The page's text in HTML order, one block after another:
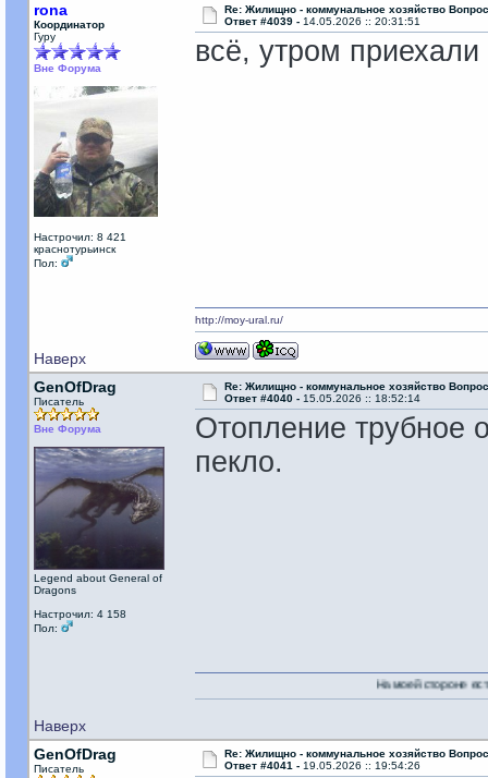
rona
Координатор
Гуру
Вне Форума
Настрочил: 8 421
краснотурьинск
Пол:
Re: Жилищно - коммунальное хозяйство
Ответ #4039 - 14.05.2026 :: 20:31:51
всё, утром
Наверх
http://moy-ural.ru/
GenOfDrag
Писатель
Вне Форума
Legend about General of
Dragons
Настрочил: 4 158
Пол:
Re: Жилищно - коммунальное хозяйство
Ответ #4040 - 15.05.2026 :: 18:52:14
Отопление трубное
пекло.
Наверх
На моей стороне есть Никто!
GenOfDrag
Писатель
Re: Жилищно - коммунальное хозяйство
Ответ #4041 - 19.05.2026 :: 19:54:26